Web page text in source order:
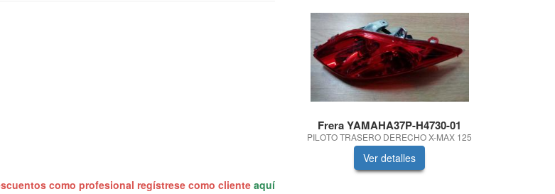
como profesional regístrese como cliente aquí
Frera YAMAHA37P-H4730-01
PILOTO TRASERO DERECHO X-MAX 125
Ver detalles